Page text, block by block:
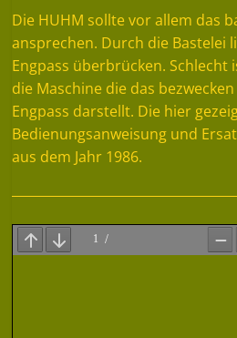
Die HUHM sollte vor allem das
ansprechen. Durch die Bastelei
Engpass überbrücken. Schlecht
die Maschine die das
Engpass darstellt. Die hier
Bedienungsanweisung und
aus dem Jahr 1986.